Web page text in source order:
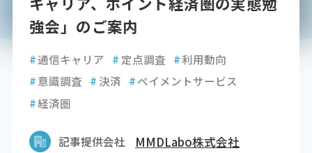
強会」のご案内
#通信キャリア # 定点調査 #利用動向
#意識調査 # 決済 #ペイメントサービス
#経済圏
記事提供会社 MMDLabo株式会社